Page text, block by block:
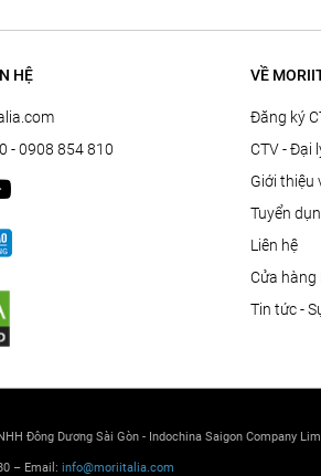
HỆ
- 0908 854 810
VỀ
Đăng ký
CTV - Đại
Giới thiệu
Tuyển
Liên hệ
Cửa
Tin tức -
Đông Dương Sài Gòn - Indochina Saigon Company
– Email: info@moriitalia.com